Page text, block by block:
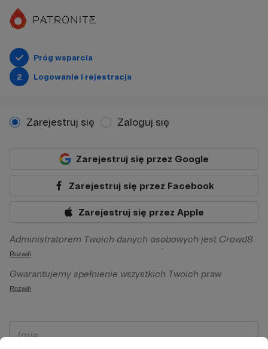
Próg wsparcia
2
Logowanie i rejestracja
Zarejestruj się Zaloguj się
Zarejestruj się przez Google
Zarejestruj się przez Facebook
Zarejestruj się przez Apple
Administratorem Twoich danych osobowych jest Crowd8
sp. z o.o. z siedziba w Warszawie, ul. Żwirki i Wigury 16, 02-
092 Warszawa. Twoje dane osobowe będą przetwarzane w
szczególności w celu wykonania umowy zawartej z Tobą, w
Patronite.pl, w tym możliwości dokonywania oraz
otrzymywania wsparcia na naszej platformie oraz
Rozwiń
Gwarantujemy spełnienie wszystkich Twoich praw
wynikających z ogólnego rozporządzenia o ochronie
ich przenoszenia, niepodlegania zautomatyzowanemu
Rozwiń